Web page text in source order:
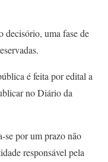
uma fase de
é feita por edital a
no Diário da
se por um prazo não
responsável pela